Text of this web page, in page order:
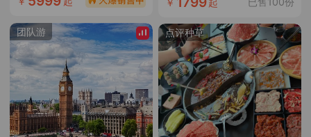
帕尔汗薰衣草基地8日7
晚跟团游
团队游 点评种草